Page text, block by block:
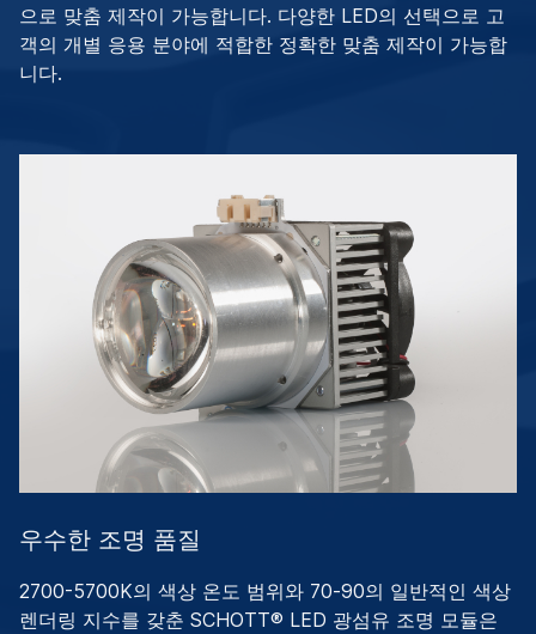
으로 맞춤 제작이 가능합니다. 다양한 LED의 선택으로 고
객의 개별 응용 분야에 적합한 정확한 맞춤 제작이 가능합
니다.
우수한 조명 품질
2700-5700K의 색상 온도 범위와 70-90의 일반적인 색상
렌더링 지수를 갖춘 SCHOTT® LED 광섬유 조명 모듈은